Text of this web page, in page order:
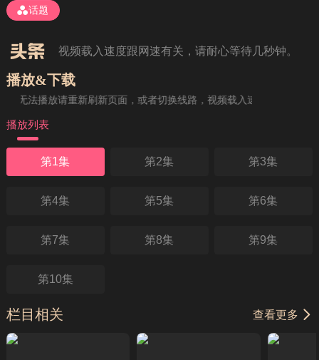
话题 如果无法播放请重新刷新页面，或者切换线路。
视频载入速度跟网速有关，请耐心等待几秒钟。
播放&下载
无法播放请重新刷新页面，或者切换线路，视频载入速度跟网速有关，
播放列表
第1集 第2集 第3集
第4集 第5集 第6集
第7集 第8集 第9集
第10集
栏目相关 查看更多